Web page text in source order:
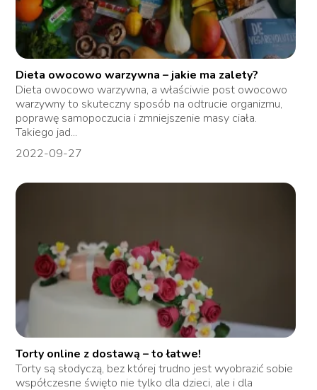
Dieta owocowo warzywna – jakie ma zalety?
Dieta owocowo warzywna, a właściwie post owocowo
warzywny to skuteczny sposób na odtrucie organizmu,
poprawę samopoczucia i zmniejszenie masy ciała.
Takiego jad...
2022-09-27
Torty online z dostawą – to łatwe!
Torty są słodyczą, bez której trudno jest wyobrazić sobie
współczesne święto nie tylko dla dzieci, ale i dla